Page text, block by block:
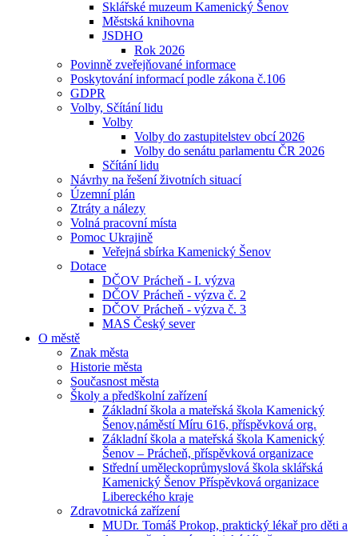
Sklářské muzeum Kamenický Šenov
Městská knihovna
JSDHO
Rok 2026
Povinně zveřejňované informace
Poskytování informací podle zákona č.106
GDPR
Volby, Sčítání lidu
Volby
Volby do zastupitelstev obcí 2026
Volby do senátu parlamentu ČR 2026
Sčítání lidu
Návrhy na řešení životních situací
Územní plán
Ztráty a nálezy
Volná pracovní místa
Pomoc Ukrajině
Veřejná sbírka Kamenický Šenov
Dotace
DČOV Prácheň - I. výzva
DČOV Prácheň - výzva č. 2
DČOV Prácheň - výzva č. 3
MAS Český sever
O městě
Znak města
Historie města
Současnost města
Školy a předškolní zařízení
Základní škola a mateřská škola Kamenický
Šenov,náměstí Míru 616, příspěvková org.
Základní škola a mateřská škola Kamenický
Šenov – Prácheň, příspěvková organizace
Střední uměleckoprůmyslová škola sklářská
Kamenický Šenov Příspěvková organizace
Libereckého kraje
Zdravotnická zařízení
MUDr. Tomáš Prokop, praktický lékař pro děti a